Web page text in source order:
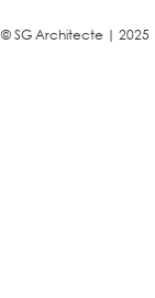
© SG Architecte | 2025